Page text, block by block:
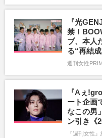
『光
禁！
ブ、本人
る“再結
週刊女性
『Aぇ
ート企画
なこの男
ン引き《
『週刊女性